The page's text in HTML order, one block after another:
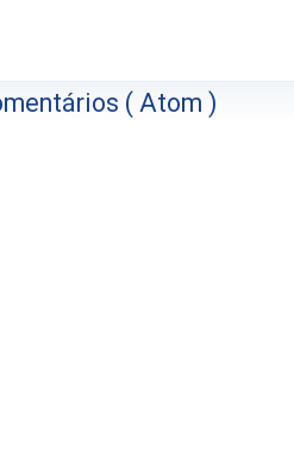
( Atom )